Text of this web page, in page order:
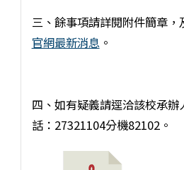
三、餘事項請詳閱附件簡章，
官網最新消息。
四、如有疑義請逕洽該校承
話：27321104分機82102。